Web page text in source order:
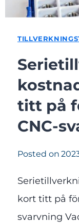
titt på
CNC-
Posted on
kort titt på
svarvning